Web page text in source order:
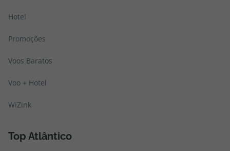
Hotel
Promoções
Voos Baratos
Voo + Hotel
WiZink
Top Atlântico